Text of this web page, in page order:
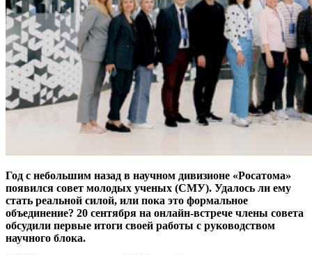
Год с небольшим назад в научном дивизионе «Росатома»
появился совет молодых ученых (СМУ). Удалось ли ему
стать реальной силой, или пока это формальное
объединение? 20 сентября на онлайн-­встрече члены совета
обсудили первые итоги своей работы с руководством
научного блока.